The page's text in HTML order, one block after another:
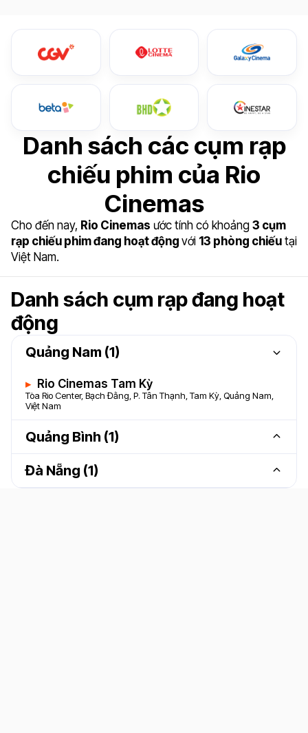
Danh sách các cụm rạp
chiếu phim của Rio
Cinemas
Cho đến nay, Rio Cinemas ước tính có khoảng 3 cụm
rạp chiếu phim đang hoạt động với 13 phòng chiếu tại
Việt Nam.
Danh sách cụm rạp đang hoạt
động
Quảng Nam (1)
Rio Cinemas Tam Kỳ
Tòa Rio Center, Bạch Đằng, P. Tân Thạnh, Tam Kỳ, Quảng Nam,
Việt Nam
Quảng Bình (1)
Rio Cinemas Ba Đồn
Tầng 4, Siêu thị Thái Hậu, 353 Quang Trung, Ba Đồn, Quảng
Đà Nẵng (1)